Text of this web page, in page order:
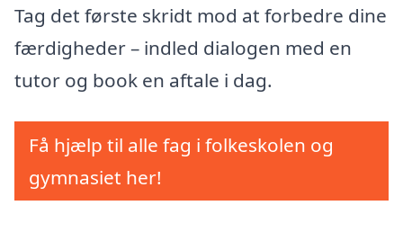
Tag det første skridt mod at forbedre dine
færdigheder – indled dialogen med en
tutor og book en aftale i dag.
Få hjælp til alle fag i folkeskolen og
gymnasiet her!